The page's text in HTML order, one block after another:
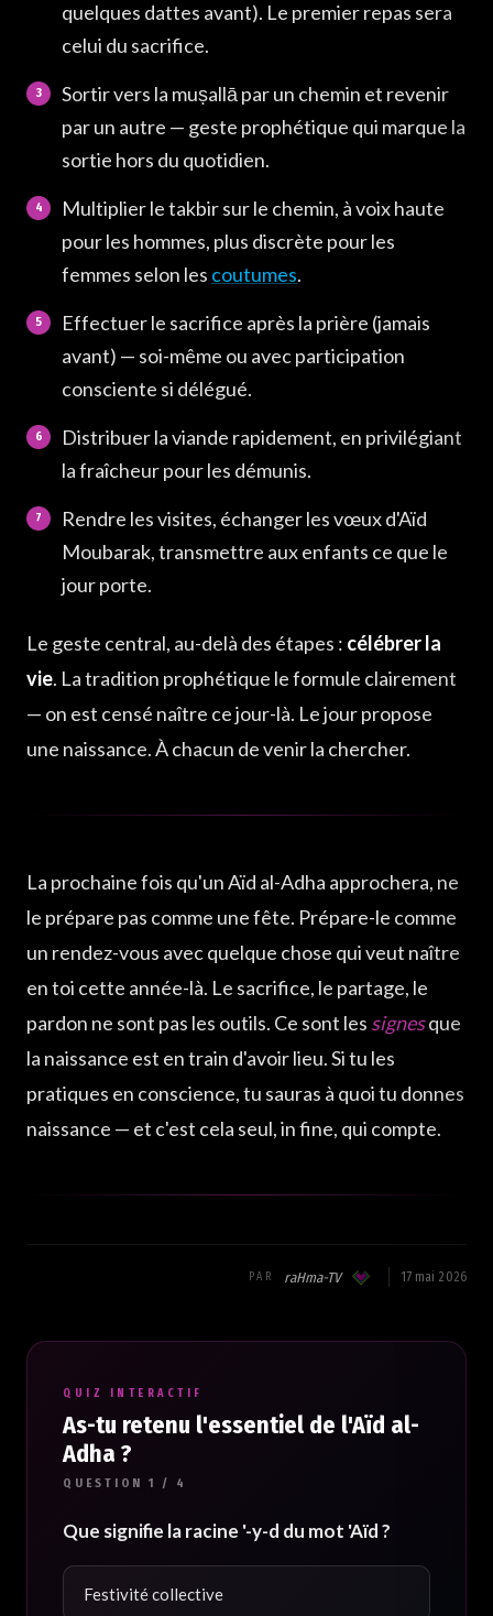
quelques dattes avant). Le premier repas sera
celui du sacrifice.
Sortir vers la muṣallā par un chemin et revenir
par un autre — geste prophétique qui marque la
sortie hors du quotidien.
Multiplier le takbir sur le chemin, à voix haute
pour les hommes, plus discrète pour les
femmes selon les coutumes.
Effectuer le sacrifice après la prière (jamais
avant) — soi-même ou avec participation
consciente si délégué.
Distribuer la viande rapidement, en privilégiant
la fraîcheur pour les démunis.
Rendre les visites, échanger les vœux d'Aïd
Moubarak, transmettre aux enfants ce que le
jour porte.
Le geste central, au-delà des étapes : célébrer la
vie. La tradition prophétique le formule clairement
— on est censé naître ce jour-là. Le jour propose
une naissance. À chacun de venir la chercher.
La prochaine fois qu'un Aïd al-Adha approchera, ne
le prépare pas comme une fête. Prépare-le comme
un rendez-vous avec quelque chose qui veut naître
en toi cette année-là. Le sacrifice, le partage, le
pardon ne sont pas les outils. Ce sont les signesque
la naissance est en train d'avoir lieu. Si tu les
pratiques en conscience, tu sauras à quoi tu donnes
naissance — et c'est cela seul, in fine, qui compte.
PAR raHma-TV 17 mai 2026
QUIZ INTERACTIF
As-tu retenu l'essentiel de l'Aïd al-
Adha ?
QUESTION 1 / 4
Que signifie la racine '-y-d du mot 'Aïd ?
Festivité collective